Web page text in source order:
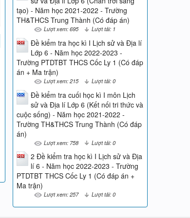
tạo) - Năm học 2021-2022 - Trường
TH&THCS Trung Thành (Có đáp án)
Lượt xem: 695 Lượt tải: 1
Đề kiểm tra học kì I Lịch sử và Địa lí
Lớp 6 - Năm học 2022-2023 -
Trường PTDTBT THCS Cốc Ly 1 (Có đáp
án + Ma trận)
Lượt xem: 215 Lượt tải: 0
Đề kiểm tra cuối học kì I môn Lịch
sử và Địa lí Lớp 6 (Kết nối tri thức và
cuộc sống) - Năm học 2021-2022 -
Trường TH&THCS Trung Thành (Có đáp
án)
Lượt xem: 758 Lượt tải: 0
2 Đề kiểm tra học kì I Lịch sử và Địa
lí 6 - Năm học 2022-2023 - Trường
PTDTBT THCS Cốc Ly 1 (Có đáp án +
Ma trận)
Lượt xem: 257 Lượt tải: 0